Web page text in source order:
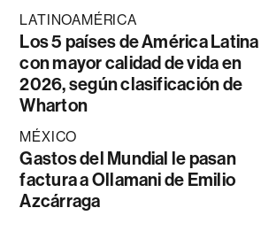
LATINOAMÉRICA
Los 5 países de América Latina
con mayor calidad de vida en
2026, según clasificación de
Wharton
MÉXICO
Gastos del Mundial le pasan
factura a Ollamani de Emilio
Azcárraga